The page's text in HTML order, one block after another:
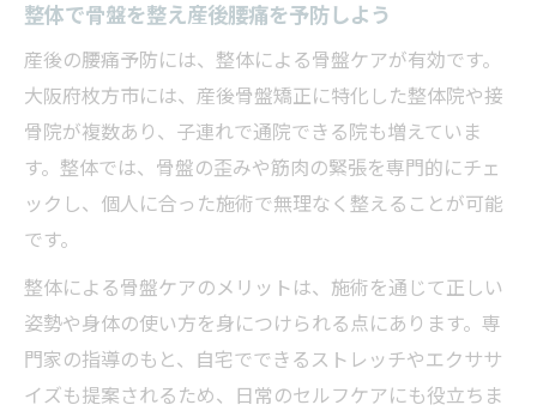
整体で骨盤を整え産後腰痛を予防しよう
産後の腰痛予防には、整体による骨盤ケアが有効です。
大阪府枚方市には、産後骨盤矯正に特化した整体院や接
骨院が複数あり、子連れで通院できる院も増えていま
す。整体では、骨盤の歪みや筋肉の緊張を専門的にチェ
ックし、個人に合った施術で無理なく整えることが可能
です。
整体による骨盤ケアのメリットは、施術を通じて正しい
姿勢や身体の使い方を身につけられる点にあります。専
門家の指導のもと、自宅でできるストレッチやエクササ
イズも提案されるため、日常のセルフケアにも役立ちま